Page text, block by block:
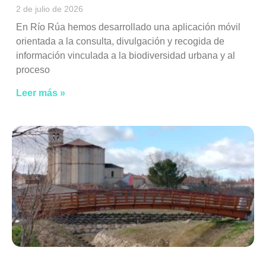
2 de julio de 2026
En Río Rúa hemos desarrollado una aplicación móvil
orientada a la consulta, divulgación y recogida de
información vinculada a la biodiversidad urbana y al
proceso
Leer más »